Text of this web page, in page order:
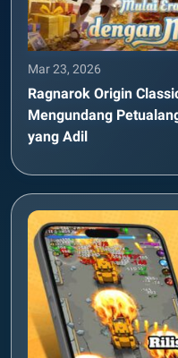
Mar 23, 2026
Ragnarok Origin
Mengundang
yang Adil